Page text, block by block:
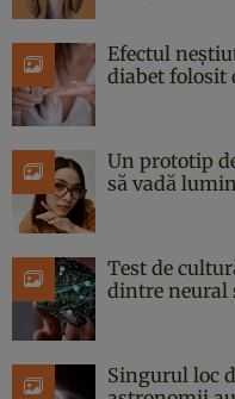
Efectul
diabet folosit
Un prototip
să vadă
Test de
dintre neural
Singurul loc